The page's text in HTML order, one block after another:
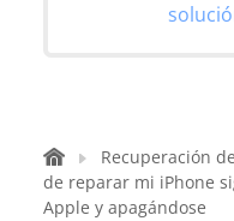
Recuperación
de reparar mi iPhone
Apple y apagándose